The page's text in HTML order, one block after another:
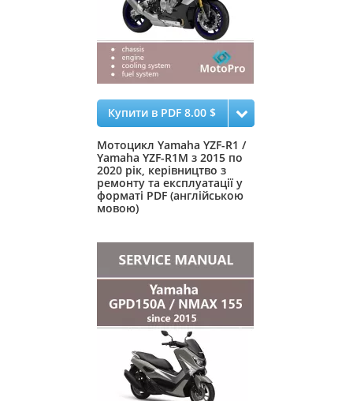
Купити в PDF 8.00 $
Мотоцикл Yamaha YZF-R1 /
Yamaha YZF-R1M з 2015 по
2020 рік, керівництво з
ремонту та експлуатації у
форматі PDF (англійською
мовою)